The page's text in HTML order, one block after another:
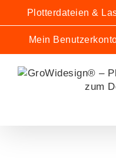
springen
Plotterdateien &
Mein